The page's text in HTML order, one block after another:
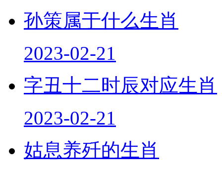
孙策属于什么生肖
2023-02-21
字丑十二时辰对应生肖
2023-02-21
姑息养歼的生肖